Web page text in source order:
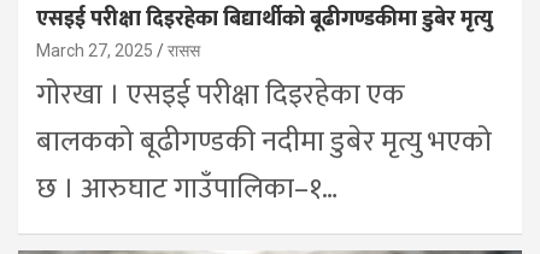
एसइई परीक्षा दिइरहेका बिद्यार्थीको बूढीगण्डकीमा डुबेर मृत्यु
March 27, 2025 रासस
गोरखा । एसइई परीक्षा दिइरहेका एक
बालकको बूढीगण्डकी नदीमा डुबेर मृत्यु भएको
छ । आरुघाट गाउँपालिका–१…